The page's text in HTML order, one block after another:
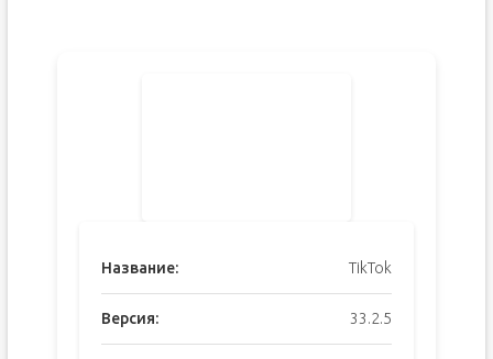
Название: TikTok
Версия: 33.2.5